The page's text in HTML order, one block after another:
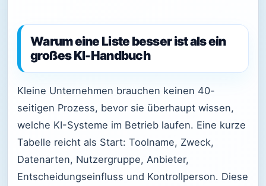
Warum eine Liste besser ist als ein
großes KI-Handbuch
Kleine Unternehmen brauchen keinen 40-
seitigen Prozess, bevor sie überhaupt wissen,
welche KI-Systeme im Betrieb laufen. Eine kurze
Tabelle reicht als Start: Toolname, Zweck,
Datenarten, Nutzergruppe, Anbieter,
Entscheidungseinfluss und Kontrollperson. Diese